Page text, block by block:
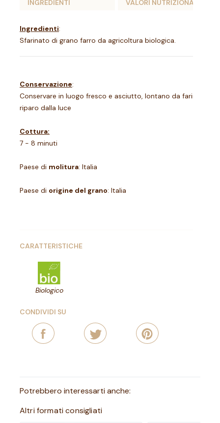
INGREDIENTI VALORI NUTRIZIONALI
Ingredienti:
Sfarinato di grano farro da agricoltura biologica.
Conservazione:
Conservare in luogo fresco e asciutto, lontano da farine, riso
riparo dalla luce
Cottura:
7 - 8 minuti
Paese di molitura: Italia
Paese di origine del grano: Italia
CARATTERISTICHE
Biologico
CONDIVIDI SU
Potrebbero interessarti anche:
Altri formati consigliati